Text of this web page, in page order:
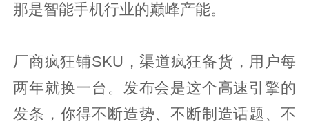
那是智能手机行业的巅峰产能。
厂商疯狂铺SKU，渠道疯狂备货，用户每
两年就换一台。发布会是这个高速引擎的
发条，你得不断造势、不断制造话题、不